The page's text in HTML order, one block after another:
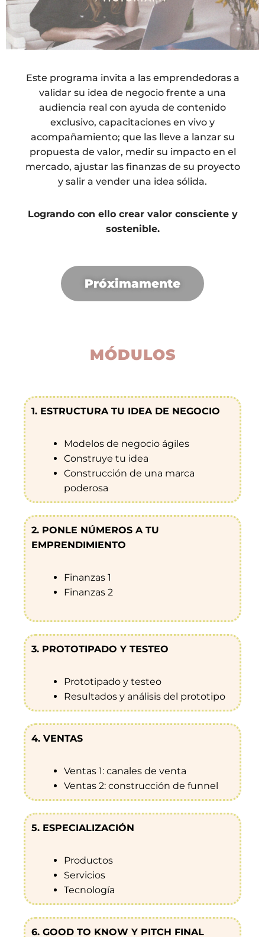
Este programa invita a las emprendedoras a
validar su idea de negocio frente a una
audiencia real con ayuda de contenido
exclusivo, capacitaciones en vivo y
acompañamiento; que las lleve a lanzar su
propuesta de valor, medir su impacto en el
mercado, ajustar las finanzas de su proyecto
y salir a vender una idea sólida.
Logrando con ello crear valor consciente y
sostenible.
Próximamente
MÓDULOS
1. ESTRUCTURA TU IDEA DE NEGOCIO
Modelos de negocio ágiles
Construye tu idea
Construcción de una marca
poderosa
2. PONLE NÚMEROS A TU
EMPRENDIMIENTO
Finanzas 1
Finanzas 2
3. PROTOTIPADO Y TESTEO
Prototipado y testeo
Resultados y análisis del prototipo
4. VENTAS
Ventas 1: canales de venta
Ventas 2: construcción de funnel
5. ESPECIALIZACIÓN
Productos
Servicios
Tecnología
6. GOOD TO KNOW Y PITCH FINAL